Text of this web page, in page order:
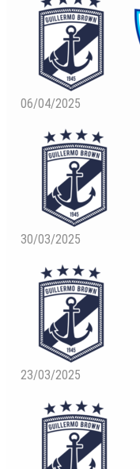
06/04/2025
30/03/2025
23/03/2025